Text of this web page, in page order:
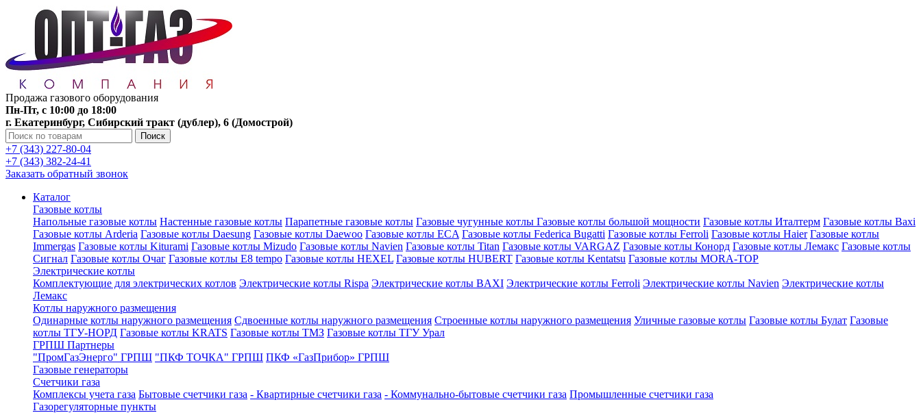
Продажа газового оборудования
Пн-Пт, с 10:00 до 18:00
г. Екатеринбург, Сибирский тракт (дублер), 6 (Домострой)
Поиск
+7 (343) 227-80-04
+7 (343) 382-24-41
Заказать обратный звонок
Каталог
Газовые котлы
Напольные газовые котлы Настенные газовые котлы Парапетные газовые котлы Газовые чугунные котлы Газовые котлы большой мощности Газовые котлы Италтерм Газовые котлы Baxi
Газовые котлы Arderia Газовые котлы Daesung Газовые котлы Daewoo Газовые котлы ECA Газовые котлы Federica Bugatti Газовые котлы Ferroli Газовые котлы Haier Газовые котлы
Immergas Газовые котлы Kiturami Газовые котлы Mizudo Газовые котлы Navien Газовые котлы Titan Газовые котлы VARGAZ Газовые котлы Конорд Газовые котлы Лемакс Газовые котлы
Сигнал Газовые котлы Очаг Газовые котлы E8 tempo Газовые котлы HEXEL Газовые котлы HUBERT Газовые котлы Kentatsu Газовые котлы MORA-TOP
Электрические котлы
Комплектующие для электрических котлов Электрические котлы Rispa Электрические котлы BAXI Электрические котлы Ferroli Электрические котлы Navien Электрические котлы
Лемакс
Котлы наружного размещения
Одинарные котлы наружного размещения Сдвоенные котлы наружного размещения Строенные котлы наружного размещения Уличные газовые котлы Газовые котлы Булат Газовые
котлы ТГУ-НОРД Газовые котлы KRATS Газовые котлы ТМЗ Газовые котлы ТГУ Урал
ГРПШ Партнеры
"ПромГазЭнерго" ГРПШ "ПКФ ТОЧКА" ГРПШ ПКФ «ГазПрибор» ГРПШ
Газовые генераторы
Счетчики газа
Комплексы учета газа Бытовые счетчики газа - Квартирные счетчики газа - Коммунально-бытовые счетчики газа Промышленные счетчики газа
Газорегуляторные пункты